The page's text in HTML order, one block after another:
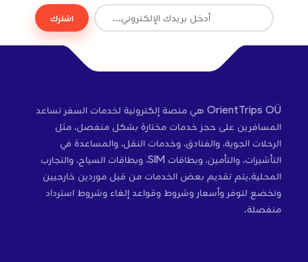
اشترك
OrientTrips OÜ هي منصة إلكترونية لخدمات السفر تساعد
المسافرين على حجز خدمات مختارة بشكل منفصل، مثل
الرحلات الجوية، والفنادق، وخدمات النقل، والمساعدة في
التأشيرات، والتأمين، وبطاقات SIM، وبطاقات السياح، والتجارب
المحلية.يتم تقديم بعض الخدمات من قبل موردين خارجيين
وتخضع لتوفر وأسعار وشروط وقواعد إلغاء وشروط استرداد
منفصلة.